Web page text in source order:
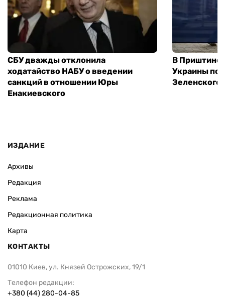
СБУ дважды отклонила
ходатайство НАБУ о введении
санкций в отношении Юры
Енакиевского
В Приштине
Украины
Зеленского
ИЗДАНИЕ
Архивы
Редакция
Реклама
Редакционная политика
Карта
КОНТАКТЫ
01010 Киев, ул. Князей Острожских, 19/1
Телефон редакции:
+380 (44) 280-04-85